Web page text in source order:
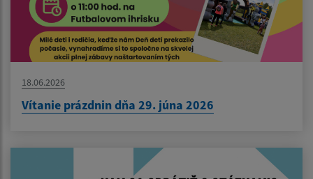
18.06.2026
Vítanie prázdnin dňa 29. júna 2026